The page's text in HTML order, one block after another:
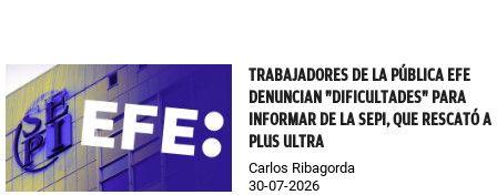
TRABAJADORES DE LA PÚBLICA EFE
DENUNCIAN "DIFICULTADES" PARA
INFORMAR DE LA SEPI, QUE RESCATÓ A
PLUS ULTRA
Carlos Ribagorda
30-07-2026